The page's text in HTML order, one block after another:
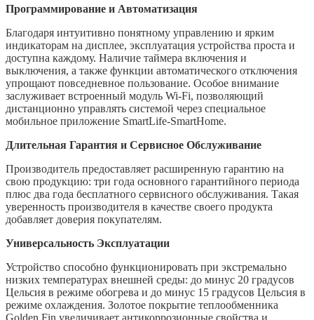
Программирование и Автоматизация
Благодаря интуитивно понятному управлению и ярким
индикаторам на дисплее, эксплуатация устройства проста и
доступна каждому. Наличие таймера включения и
выключения, а также функции автоматического отключения
упрощают повседневное пользование. Особое внимание
заслуживает встроенный модуль Wi-Fi, позволяющий
дистанционно управлять системой через специальное
мобильное приложение SmartLife-SmartHome.
Длительная Гарантия и Сервисное Обслуживание
Производитель предоставляет расширенную гарантию на
свою продукцию: три года основного гарантийного периода
плюс два года бесплатного сервисного обслуживания. Такая
уверенность производителя в качестве своего продукта
добавляет доверия покупателям.
Универсальность Эксплуатации
Устройство способно функционировать при экстремально
низких температурах внешней среды: до минус 20 градусов
Цельсия в режиме обогрева и до минус 15 градусов Цельсия в
режиме охлаждения. Золотое покрытие теплообменника
Golden Fin увеличивает антикоррозионные свойства и